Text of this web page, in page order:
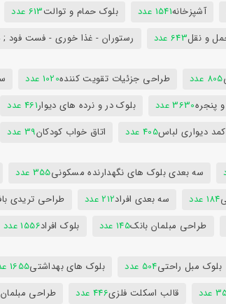
آشپزخانه1541 عدد بلوک حمام و توالت613 عدد
و نقل643 عدد رستوران - غذا خوری - فست فود ;
805 عدد طراحی جزئیات تقویت کننده1020 عدد
پنجره3630 عدد بلوک در و نرده های دیوار461 عدد
کمد دیواری لباس405 عدد اتاق خواب کودکان39 عدد
سه بعدی بلوک های نگهدارنده مسکونی355 عدد
184 عدد سه بعدی افراد212 عدد طراحی تریدی
طراحی مبلمان بانک145 عدد بلوک افراد1556 عدد
بلوک مبل راحتی504 عدد بلوک های بهداشتی1655 عدد
قالب اسکلت فلزی446 عدد طراحی